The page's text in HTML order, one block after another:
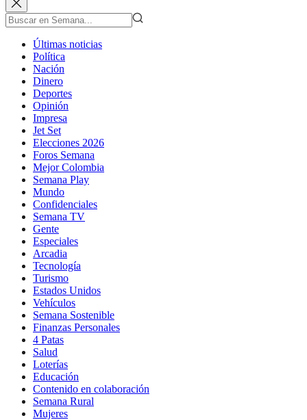
Últimas noticias
Política
Nación
Dinero
Deportes
Opinión
Impresa
Jet Set
Elecciones 2026
Foros Semana
Mejor Colombia
Semana Play
Mundo
Confidenciales
Semana TV
Gente
Especiales
Arcadia
Tecnología
Turismo
Estados Unidos
Vehículos
Semana Sostenible
Finanzas Personales
4 Patas
Salud
Loterías
Educación
Contenido en colaboración
Semana Rural
Mujeres